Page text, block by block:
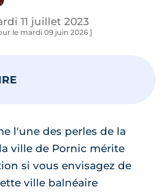
11 juillet 2023
le mardi 09 juin 2026 ]
l'une des perles de la
ville de Pornic mérite
si vous envisagez de
ville balnéaire